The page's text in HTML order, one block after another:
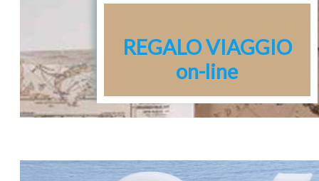
REGALO VIAGGIO
on-line
vuoi festeggiare la tua
con un bel viaggio?